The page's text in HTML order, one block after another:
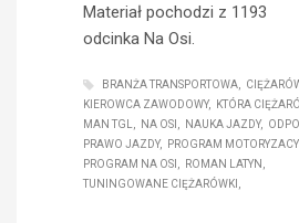
Materiał pochodzi z 1193
odcinka Na Osi.
BRANŻA TRANSPORTOWA
KIEROWCA ZAWODOWY
KTÓRA
MAN TGL
NA OSI NAUKA JAZDY
PRAWO JAZDY
PROGRAM
PROGRAM NA OSI
ROMAN LATYN
TUNINGOWANE CIĘŻARÓWKI